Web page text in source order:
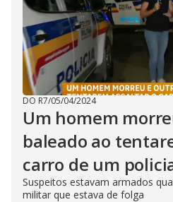
DO R7/05/04/2024
Um homem
baleado ao
carro de um
Suspeitos estavam armados
militar que estava de folga